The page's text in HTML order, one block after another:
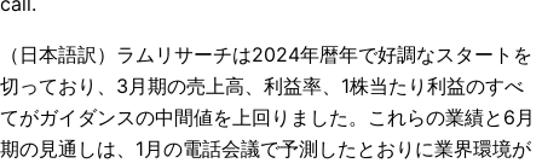
（日本語訳）ラムリサーチは2024年暦年で好調なスタートを
切っており、3月期の売上高、利益率、1株当たり利益のすべ
てがガイダンスの中間値を上回りました。これらの業績と6月
期の見通しは、1月の電話会議で予測したとおりに業界環境が